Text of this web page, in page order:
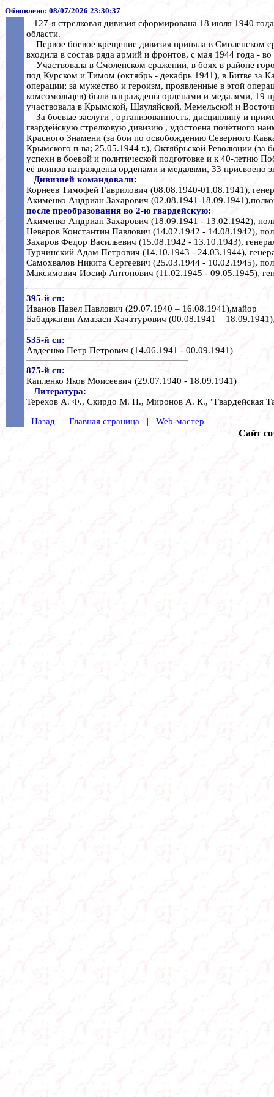
Обновлено: 08/07/2026 23:30:37
127-я стрелковая дивизия сформирована 18 июля 1940
области.
Первое боевое крещение дивизия приняла в Смоленском
входила в состав ряда армий и фронтов, с мая 1944 года -
Участвовала в Смоленском сражении, в боях в районе
под Курском и Тимом (октябрь - декабрь 1941), в Битве за
операции; за мужество и героизм, проявленные в этой
комсомольцев) были награждены орденами и медалями, 19
участвовала в Крымской, Шяуляйской, Мемельской и
За боевые заслуги , организованность, дисциплину и
гвардейскую стрелковую дивизию , удостоена почётного
Красного Знамени (за бои по освобождению Северного
Крымского п-ва; 25.05.1944 г.), Октябрьской Революции (за
успехи в боевой и политической подготовке и к 40-летию
её воинов награждены орденами и медалями, 33 присвоено
Дивизией командовали:
Корнеев Тимофей Гаврилович (08.08.1940-01.08.1941),
Акименко Андриан Захарович (02.08.1941-
после преобразования во 2-ю гвардейскую:
Акименко Андриан Захарович (18.09.1941 - 13.02.1942),
Неверов Константин Павлович (14.02.1942 - 14.08.1942),
Захаров Федор Васильевич (15.08.1942 - 13.10.1943),
Турчинский Адам Петрович (14.10.1943 - 24.03.1944),
Самохвалов Никита Сергеевич (25.03.1944 - 10.02.1945),
Максимович Иосиф Антонович (11.02.1945 - 09.05.1945),
395-й сп:
Иванов Павел Павлович (29.07.1940 – 16.08.1941),майор
Бабаджанян Амазасп Хачатурович (00.08.1941 –
535-й сп:
Авдеенко Петр Петрович (14.06.1941 - 00.09.1941)
875-й сп:
Капленко Яков Моисеевич (29.07.1940 - 18.09.1941)
Литература:
Терехов А. Ф., Скирдо М. П., Миронов А. К., "Гвардейская
Назад | Главная страница | Web-мастер
Сайт